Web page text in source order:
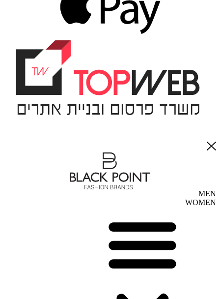
MEN
WOMEN